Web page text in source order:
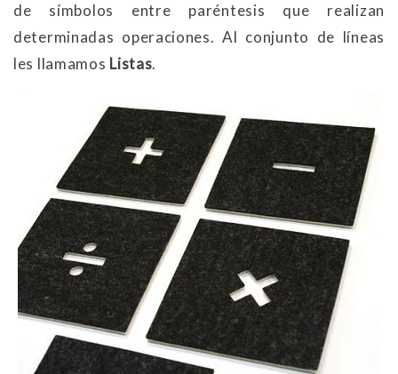
de símbolos entre paréntesis que realizan
determinadas operaciones. Al conjunto de líneas
les llamamos Listas.